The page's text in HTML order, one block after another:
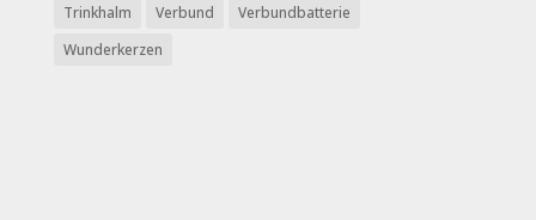
Trinkhalm
Verbund
Verbundbatterie
Wunderkerzen